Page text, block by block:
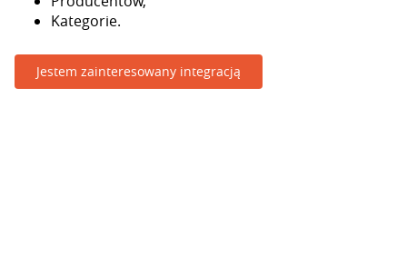
Kategorie.
Jestem zainteresowany integracją